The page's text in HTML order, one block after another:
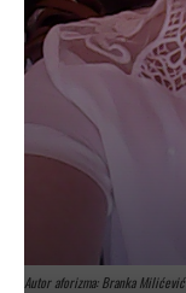
Autor aforizma: Branka Milićević